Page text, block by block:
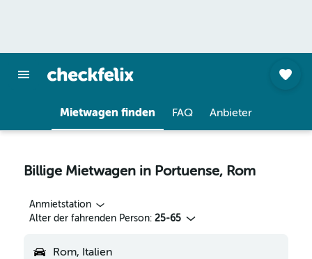
Mietwagen finden FAQ Anbieter
Billige Mietwagen in Portuense, Rom
Anmietstation
Alter der fahrenden Person: 25-65
Rom, Italien